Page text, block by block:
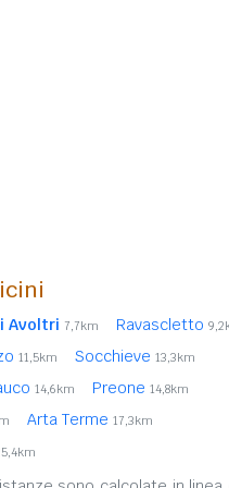
Avoltri 7,7km Ravascletto
11,5km Socchieve 13,3km
14,6km Preone 14,8km
Arta Terme 17,3km